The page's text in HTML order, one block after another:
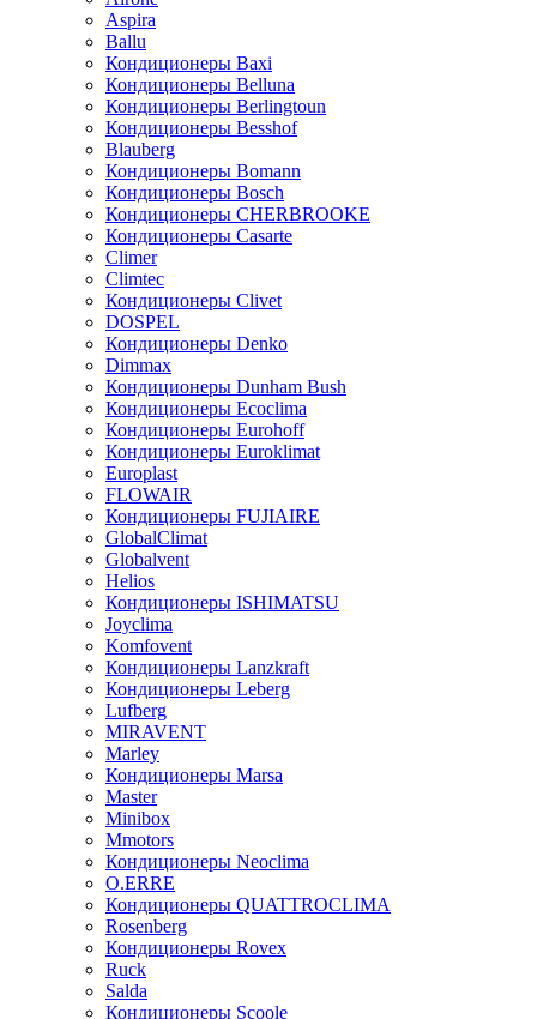
Aspira
Ballu
Кондиционеры Baxi
Кондиционеры Belluna
Кондиционеры Berlingtoun
Кондиционеры Besshof
Blauberg
Кондиционеры Bomann
Кондиционеры Bosch
Кондиционеры CHERBROOKE
Кондиционеры Casarte
Climer
Climtec
Кондиционеры Clivet
DOSPEL
Кондиционеры Denko
Dimmax
Кондиционеры Dunham Bush
Кондиционеры Ecoclima
Кондиционеры Eurohoff
Кондиционеры Euroklimat
Europlast
FLOWAIR
Кондиционеры FUJIAIRE
GlobalClimat
Globalvent
Helios
Кондиционеры ISHIMATSU
Joyclima
Komfovent
Кондиционеры Lanzkraft
Кондиционеры Leberg
Lufberg
MIRAVENT
Marley
Кондиционеры Marsa
Master
Minibox
Mmotors
Кондиционеры Neoclima
O.ERRE
Кондиционеры QUATTROCLIMA
Rosenberg
Кондиционеры Rovex
Ruck
Salda
Кондиционеры Scoole